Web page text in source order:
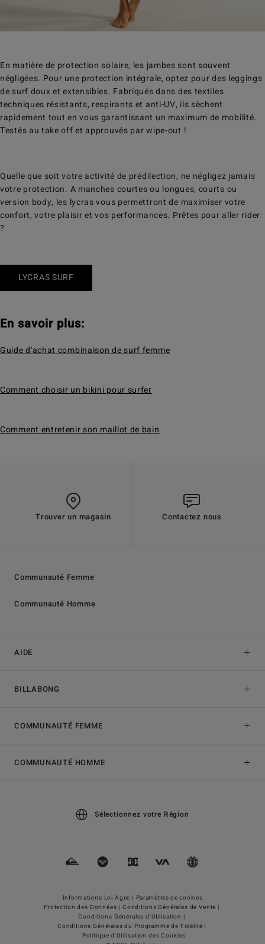
En matière de protection solaire, les jambes sont souvent
négligées. Pour une protection intégrale, optez pour des leggings
de surf doux et extensibles. Fabriqués dans des textiles
techniques résistants, respirants et anti-UV, ils sèchent
rapidement tout en vous garantissant un maximum de mobilité.
Testés au take off et approuvés par wipe-out !
Quelle que soit votre activité de prédilection, ne négligez jamais
votre protection. A manches courtes ou longues, courts ou
version body, les lycras vous permettront de maximiser votre
confort, votre plaisir et vos performances. Prêtes pour aller rider
?
LYCRAS SURF
En savoir plus:
Guide d'achat combinaison de surf femme
Comment choisir un bikini pour surfer
Comment entretenir son maillot de bain
Trouver un magasin Contactez nous
AIDE
BILLABONG
Communauté Femme
Communauté Homme
COMMUNAUTÉ FEMME
COMMUNAUTÉ HOMME
Sélectionnez votre Région
Informations Loi Agec | Paramètres de cookies
Protection des Données | Conditions Générales de Vente |
Conditions Générales d'Utilisation |
Conditions Générales du Programme de Fidélité |
Politique d'Utilisation des Cookies